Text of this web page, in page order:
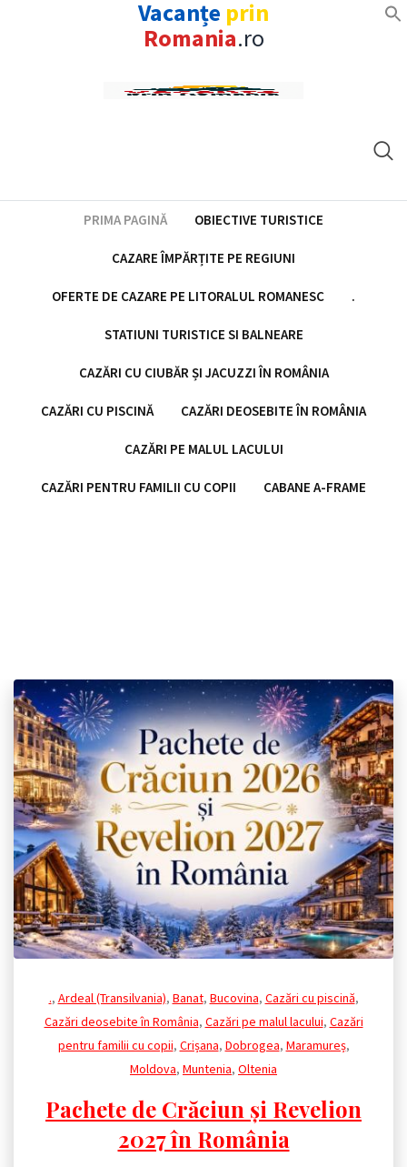
Vacanțe prin
Romania.ro
PRIMA PAGINĂ OBIECTIVE TURISTICE
CAZARE ÎMPĂRȚITE PE REGIUNI
OFERTE DE CAZARE PE LITORALUL ROMANESC .
STATIUNI TURISTICE SI BALNEARE
CAZĂRI CU CIUBĂR ȘI JACUZZI ÎN ROMÂNIA
CAZĂRI CU PISCINĂ CAZĂRI DEOSEBITE ÎN ROMÂNIA
CAZĂRI PE MALUL LACULUI
CAZĂRI PENTRU FAMILII CU COPII CABANE A-FRAME
., Ardeal (Transilvania), Banat, Bucovina, Cazări cu piscină,
Cazări deosebite în România, Cazări pe malul lacului, Cazări
pentru familii cu copii, Crișana, Dobrogea, Maramureș,
Moldova, Muntenia, Oltenia
Pachete de Crăciun și Revelion
2027 în România